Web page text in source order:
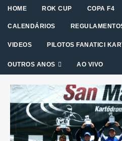
HOME ROK CUP COPA F4
CALENDÁRIOS
VIDEOS PILOTOS FANATICI
OUTROS ANOS AO VIVO